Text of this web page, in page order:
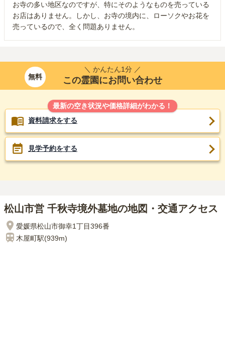
お寺の多い地区なのですが、特にそのようなものを売っている
お店はありません。しかし、お寺の境内に、ローソクやお花を
売っているので、全く問題ありません。
無料
＼ かんたん1分 ／
この霊園にお問い合わせ
最新の空き状況や価格詳細がわかる！
資料請求をする
見学予約をする
松山市営 千秋寺境外墓地の地図・交通アクセス
愛媛県松山市御幸1丁目396番
木屋町駅(939m)